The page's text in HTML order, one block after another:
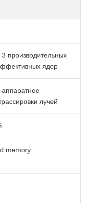
производительных
ядер
лучей
memory